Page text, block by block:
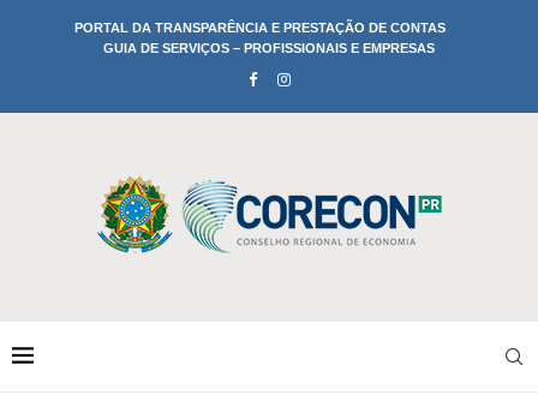
PORTAL DA TRANSPARÊNCIA E PRESTAÇÃO DE CONTAS
GUIA DE SERVIÇOS – PROFISSIONAIS E EMPRESAS